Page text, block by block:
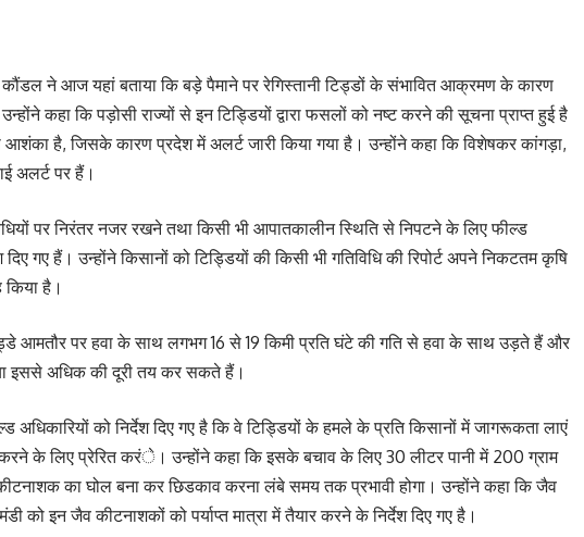
ने आज यहां बताया कि बड़े पैमाने पर रेगिस्तानी टिड्डों के संभावित आक्रमण के कारण
कहा कि पड़ोसी राज्यों से इन टिड्डियों द्वारा फसलों को नष्ट करने की सूचना प्राप्त हुई है
है, जिसके कारण प्रदेश में अलर्ट जारी किया गया है। उन्होंने कहा कि विशेषकर कांगड़ा,
अलर्ट पर हैं।
पर निरंतर नजर रखने तथा किसी भी आपातकालीन स्थिति से निपटने के लिए फील्ड
गए हैं। उन्होंने किसानों को टिड्डियों की किसी भी गतिविधि की रिपोर्ट अपने निकटतम कृषि
है।
आमतौर पर हवा के साथ लगभग 16 से 19 किमी प्रति घंटे की गति से हवा के साथ उड़ते हैं और
इससे अधिक की दूरी तय कर सकते हैं।
अधिकारियों को निर्देश दिए गए है कि वे टिड्डियों के हमले के प्रति किसानों में जागरूकता लाएं
के लिए प्रेरित करंे। उन्होंने कहा कि इसके बचाव के लिए 30 लीटर पानी में 200 ग्राम
का घोल बना कर छिडकाव करना लंबे समय तक प्रभावी होगा। उन्होंने कहा कि जैव
को इन जैव कीटनाशकों को पर्याप्त मात्रा में तैयार करने के निर्देश दिए गए है।